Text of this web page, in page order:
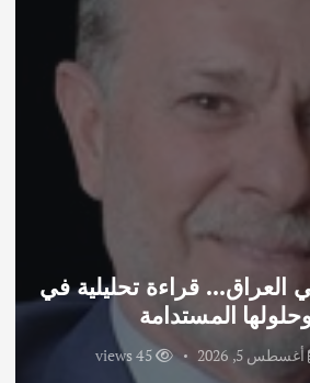
في مدينة كلباء
أغسطس 3, 2026 58 views